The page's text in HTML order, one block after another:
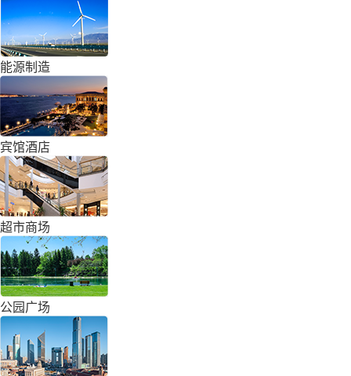
能源制造
宾馆酒店
超市商场
公园广场